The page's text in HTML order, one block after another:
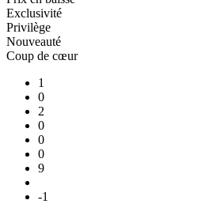
Exclusivité
Privilège
Nouveauté
Coup de cœur
1
0
2
0
0
0
9
-1